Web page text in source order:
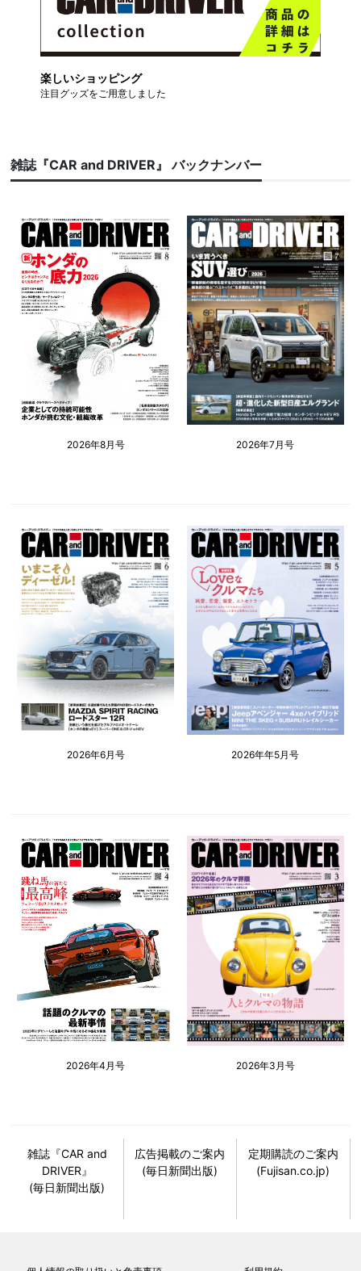
楽しいショッピング
注目グッズをご用意しました
雑誌『CAR and DRIVER』 バックナンバー
2026年8月号 2026年7月号
2026年6月号 2026年年5月号
2026年4月号 2026年3月号
雑誌『CAR and
DRIVER』
(毎日新聞出版)
広告掲載のご案内
(毎日新聞出版)
定期購読のご案内
(Fujisan.co.jp)